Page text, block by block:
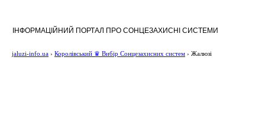
ІНФОРМАЦІЙНИЙ ПОРТАЛ ПРО СОНЦЕЗАХИСНІ СИСТЕМИ
jaluzi-info.ua › Королівський ♛ Вибір Сонцезахисних систем › Жалюзі